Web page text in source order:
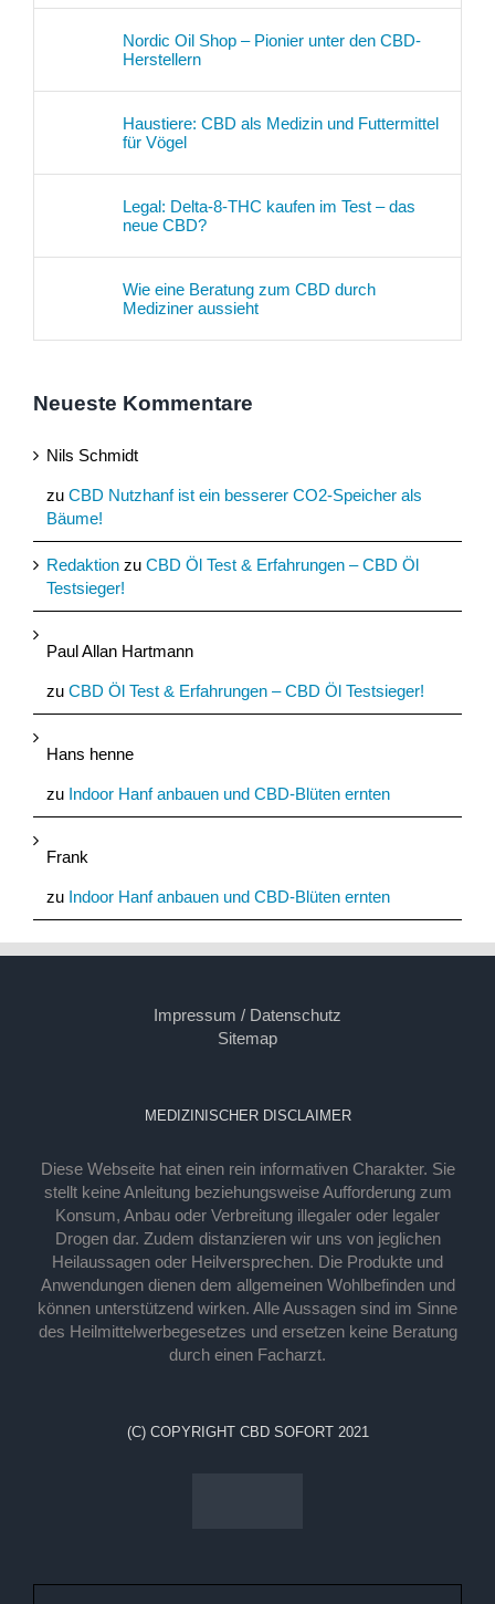
Nordic Oil Shop – Pionier unter den CBD-
Herstellern
Haustiere: CBD als Medizin und Futtermittel
für Vögel
Legal: Delta-8-THC kaufen im Test – das
neue CBD?
Wie eine Beratung zum CBD durch
Mediziner aussieht
Neueste Kommentare
Nils Schmidt
zu CBD Nutzhanf ist ein besserer CO2-Speicher als
Bäume!
Redaktion zu CBD Öl Test & Erfahrungen – CBD Öl
Testsieger!
Paul Allan Hartmann
zu CBD Öl Test & Erfahrungen – CBD Öl Testsieger!
Hans henne
zu Indoor Hanf anbauen und CBD-Blüten ernten
Frank
zu Indoor Hanf anbauen und CBD-Blüten ernten
Impressum / Datenschutz
Sitemap
MEDIZINISCHER DISCLAIMER
Diese Webseite hat einen rein informativen Charakter. Sie
stellt keine Anleitung beziehungsweise Aufforderung zum
Konsum, Anbau oder Verbreitung illegaler oder legaler
Drogen dar. Zudem distanzieren wir uns von jeglichen
Heilaussagen oder Heilversprechen. Die Produkte und
Anwendungen dienen dem allgemeinen Wohlbefinden und
können unterstützend wirken. Alle Aussagen sind im Sinne
des Heilmittelwerbegesetzes und ersetzen keine Beratung
durch einen Facharzt.
(C) COPYRIGHT CBD SOFORT 2021